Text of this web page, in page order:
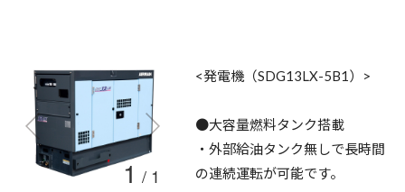
1 / 1
<発電機（SDG13LX-5B1）>
●大容量燃料タンク搭載
・外部給油タンク無しで長時間
の連続運転が可能です。